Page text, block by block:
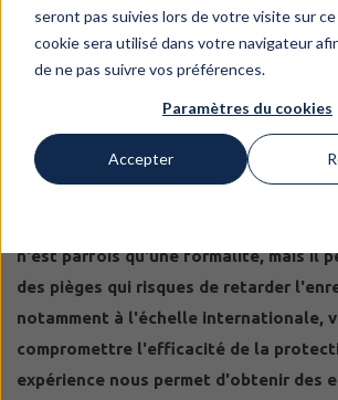
seront pas suivies lors de votre visite sur
cookie sera utilisé dans votre navigateur
de ne pas suivre vos préférences.
Paramètres du cookies
Accepter
n'est parfois qu'une formalité, mais il
des pièges qui risques de retarder
notamment à l'échelle internationale,
compromettre l'efficacité de la
expérience nous permet d'obtenir des